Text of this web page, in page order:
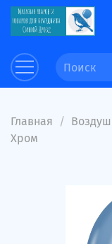
Главная
Хром